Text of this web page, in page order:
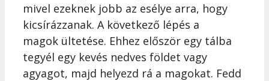
mivel ezeknek jobb az esélye arra, hogy
kicsírázzanak. A következő lépés a
magok ültetése. Ehhez először egy tálba
tegyél egy kevés nedves földet vagy
agyagot, majd helyezd rá a magokat. Fedd